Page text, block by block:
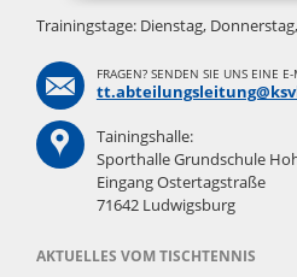
Trainingstage: Dienstag,
FRAGEN? SENDEN SIE UNS EINE E-
Tainingshalle:
Sporthalle Grundschule
Eingang Ostertagstraße
71642 Ludwigsburg
AKTUELLES VOM TISCHTENNIS